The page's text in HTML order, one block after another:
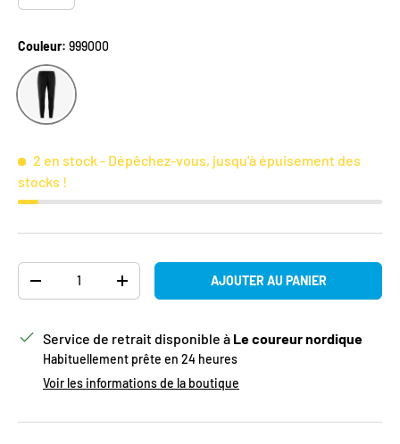
Couleur: 999000
999000
2 en stock- Dépêchez-vous, jusqu'à épuisement des
stocks !
DIMINUER LA QUANTITÉAUGMENTER LA QUANTITÉAJOUTER AU PANIER
Service de retrait disponible à Le coureur nordique
Habituellement prête en 24 heures
Voir les informations de la boutique